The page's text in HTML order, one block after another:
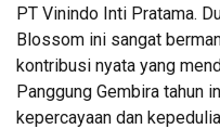
PT Vinindo Inti Pratama.
Blossom ini sangat
kontribusi nyata yang
Panggung Gembira tahun
kepercayaan dan